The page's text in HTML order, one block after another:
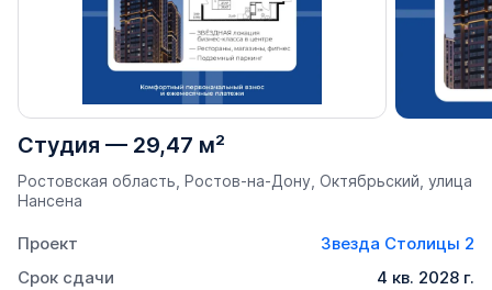
Студия — 29,47 м²
Ростовская область, Ростов-на-Дону, Октябрьский, улица
Нансена
Проект
Звезда Столицы 2
Срок сдачи
4 кв. 2028 г.